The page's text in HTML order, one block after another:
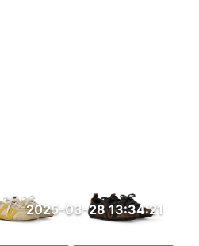
2025-03-28 13:34:21